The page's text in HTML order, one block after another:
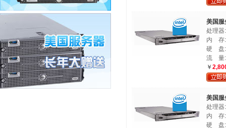
美国
处理器
内 存
硬 盘
流 量
￥
美国
处理
内 存
硬 盘